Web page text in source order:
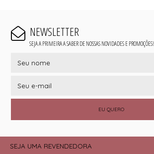
NEWSLETTER
SEJA A PRIMEIRA A SABER DE NOSSAS NOVIDADES E PROMOÇÕES!
EU QUERO
SEJA UMA REVENDEDORA